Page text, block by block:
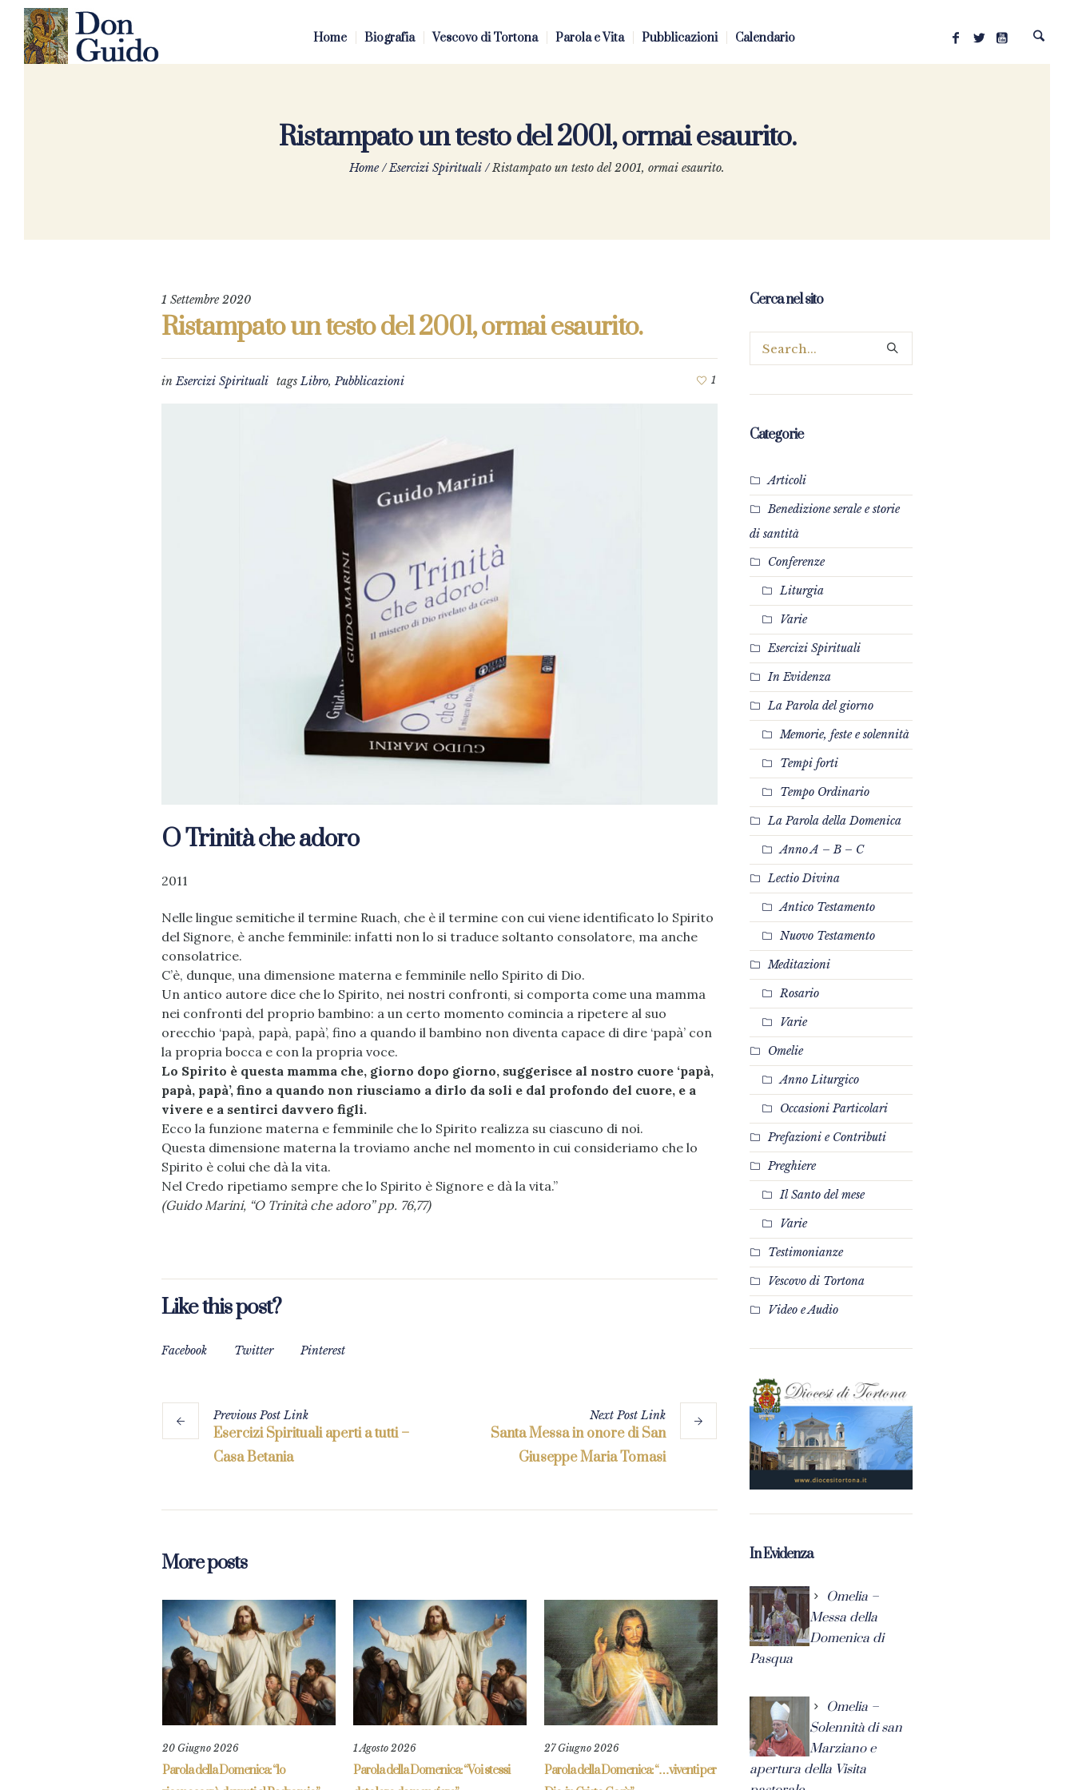
Home Biografia Vescovo di Tortona Parola e Vita Pubblicazioni Calendario
Ristampato un testo del 2001, ormai esaurito.
Home /Esercizi Spirituali /Ristampato un testo del 2001, ormai esaurito.
1 Settembre 2020
Ristampato un testo del 2001, ormai esaurito.
inEsercizi Spirituali tagsLibro,Pubblicazioni 1
O Trinità che adoro
2011
Nelle lingue semitiche il termine Ruach, che è il termine con cui viene identificato lo Spirito
del Signore, è anche femminile: infatti non lo si traduce soltanto consolatore, ma anche
consolatrice.
C’è, dunque, una dimensione materna e femminile nello Spirito di Dio.
Un antico autore dice che lo Spirito, nei nostri confronti, si comporta come una mamma
nei confronti del proprio bambino: a un certo momento comincia a ripetere al suo
orecchio ‘papà, papà, papà’, fino a quando il bambino non diventa capace di dire ‘papà’ con
la propria bocca e con la propria voce.
Lo Spirito è questa mamma che, giorno dopo giorno, suggerisce al nostro cuore ‘papà,
papà, papà’, fino a quando non riusciamo a dirlo da soli e dal profondo del cuore, e a
vivere e a sentirci davvero figli.
Ecco la funzione materna e femminile che lo Spirito realizza su ciascuno di noi.
Questa dimensione materna la troviamo anche nel momento in cui consideriamo che lo
Spirito è colui che dà la vita.
Nel Credo ripetiamo sempre che lo Spirito è Signore e dà la vita.”
(Guido Marini, “O Trinità che adoro” pp. 76,77)
Like this post?
Facebook Twitter Pinterest
PreviousPostLink
Esercizi Spirituali aperti a tutti –
Casa Betania
NextPostLink
Santa Messa in onore di San
Giuseppe Maria Tomasi
More posts
20 Giugno 2026
Parola della Domenica: “lo
1 Agosto 2026
Parola della Domenica: “Voi stessi
27 Giugno 2026
Parola della Domenica: “…viventi per
Cerca nel sito
Categorie
Articoli
Benedizione serale e storie
di santità
Conferenze
Liturgia
Varie
Esercizi Spirituali
In Evidenza
La Parola del giorno
Memorie, feste e solennità
Tempi forti
Tempo Ordinario
La Parola della Domenica
Anno A – B – C
Lectio Divina
Antico Testamento
Nuovo Testamento
Meditazioni
Rosario
Varie
Omelie
Anno Liturgico
Occasioni Particolari
Prefazioni e Contributi
Preghiere
Il Santo del mese
Varie
Testimonianze
Vescovo di Tortona
Video e Audio
In Evidenza
Omelia –
Messa della
Domenica di
Pasqua
Omelia –
Solennità di san
Marziano e
apertura della Visita